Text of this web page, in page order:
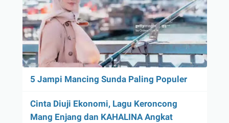
5 Jampi Mancing Sunda Paling Populer
Cinta Diuji Ekonomi, Lagu Keroncong
Mang Enjang dan KAHALINA Angkat